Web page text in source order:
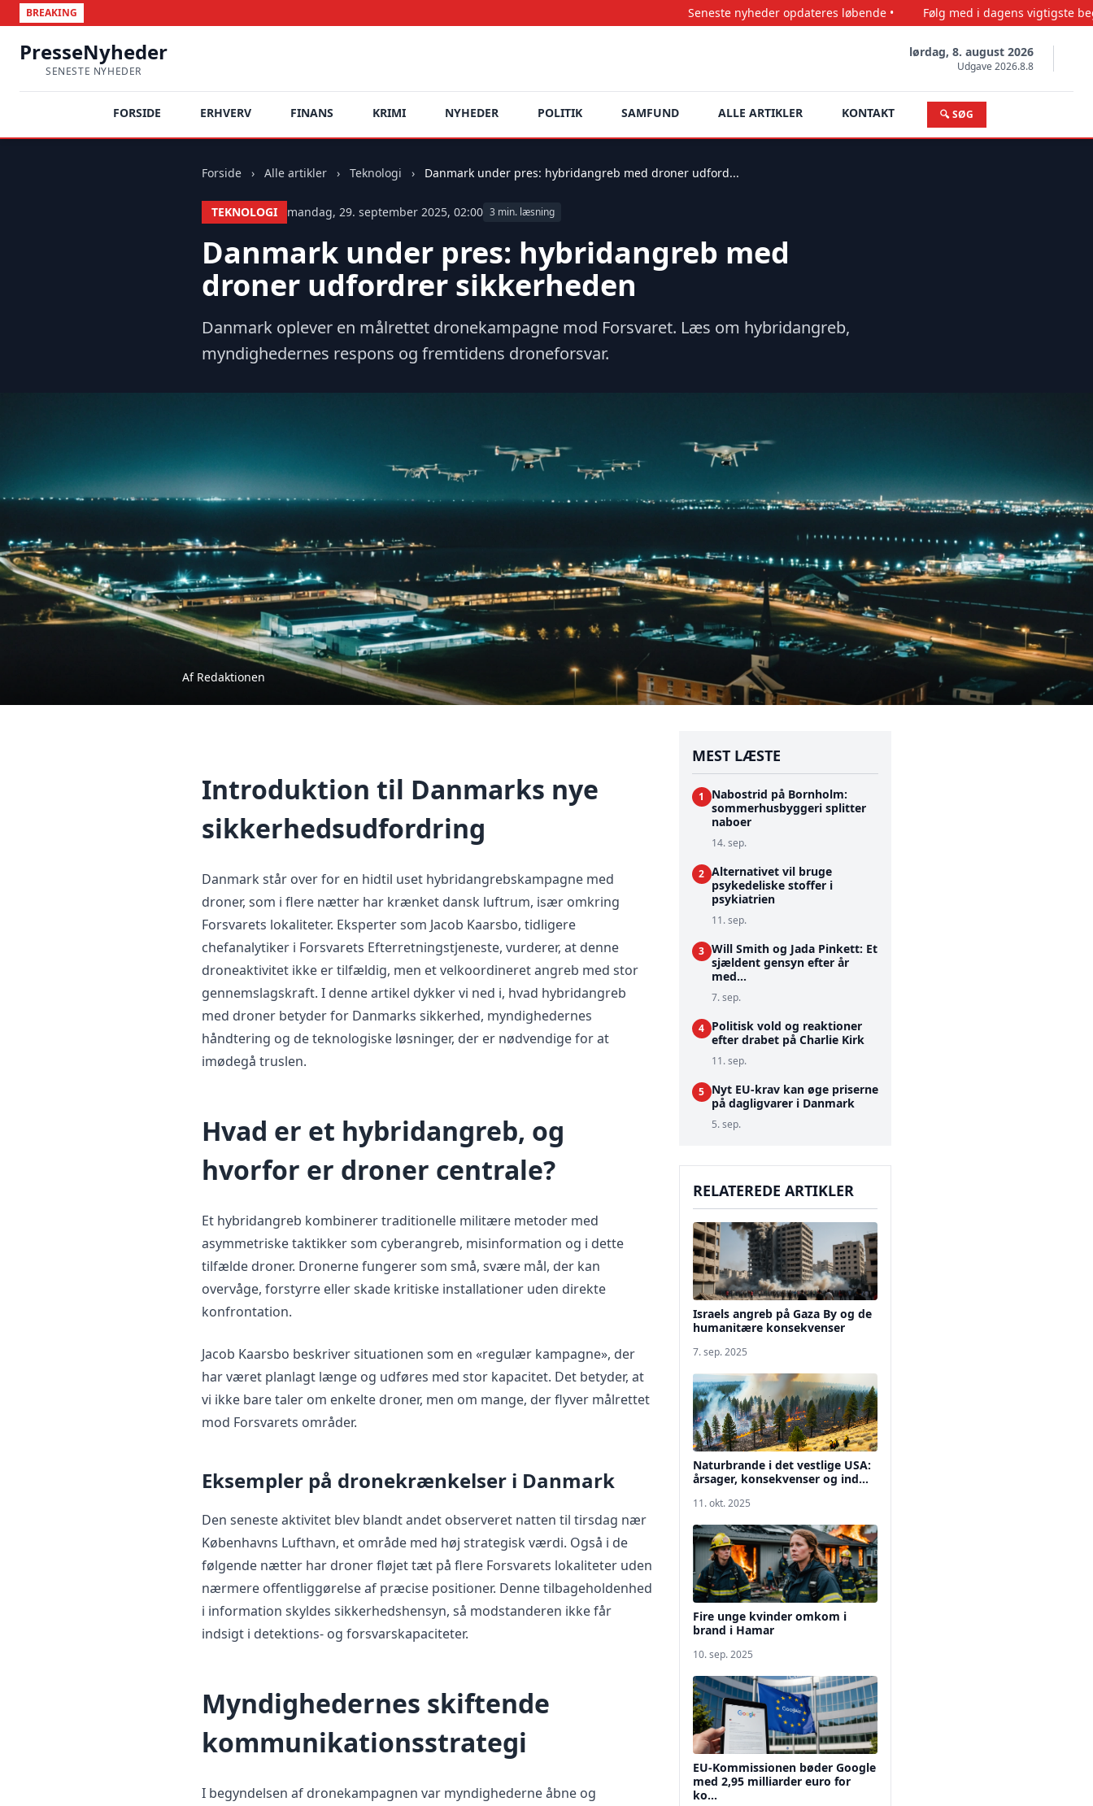
BREAKING Seneste nyheder opdateres løbende • Følg med i dagens vigtigste begivenheder •
PresseNyheder
SENESTE NYHEDER
lørdag, 8. august 2026
Udgave 2026.8.8
FORSIDE ERHVERV FINANS KRIMI NYHEDER POLITIK SAMFUND ALLE ARTIKLER KONTAKT 🔍 SØG
Forside › Alle artikler › Teknologi › Danmark under pres: hybridangreb med droner udford...
TEKNOLOGI mandag, 29. september 2025, 02:00 3 min. læsning
Danmark under pres: hybridangreb med
droner udfordrer sikkerheden
Danmark oplever en målrettet dronekampagne mod Forsvaret. Læs om hybridangreb,
myndighedernes respons og fremtidens droneforsvar.
Af Redaktionen
Introduktion til Danmarks nye
sikkerhedsudfordring
Danmark står over for en hidtil uset hybridangrebskampagne med
droner, som i flere nætter har krænket dansk luftrum, især omkring
Forsvarets lokaliteter. Eksperter som Jacob Kaarsbo, tidligere
chefanalytiker i Forsvarets Efterretningstjeneste, vurderer, at denne
droneaktivitet ikke er tilfældig, men et velkoordineret angreb med stor
gennemslagskraft. I denne artikel dykker vi ned i, hvad hybridangreb
med droner betyder for Danmarks sikkerhed, myndighedernes
håndtering og de teknologiske løsninger, der er nødvendige for at
imødegå truslen.
Hvad er et hybridangreb, og
hvorfor er droner centrale?
Et hybridangreb kombinerer traditionelle militære metoder med
asymmetriske taktikker som cyberangreb, misinformation og i dette
tilfælde droner. Dronerne fungerer som små, svære mål, der kan
overvåge, forstyrre eller skade kritiske installationer uden direkte
konfrontation.
Jacob Kaarsbo beskriver situationen som en «regulær kampagne», der
har været planlagt længe og udføres med stor kapacitet. Det betyder, at
vi ikke bare taler om enkelte droner, men om mange, der flyver målrettet
mod Forsvarets områder.
Eksempler på dronekrænkelser i Danmark
Den seneste aktivitet blev blandt andet observeret natten til tirsdag nær
Københavns Lufthavn, et område med høj strategisk værdi. Også i de
følgende nætter har droner fløjet tæt på flere Forsvarets lokaliteter uden
nærmere offentliggørelse af præcise positioner. Denne tilbageholdenhed
i information skyldes sikkerhedshensyn, så modstanderen ikke får
indsigt i detektions- og forsvarskapaciteter.
Myndighedernes skiftende
kommunikationsstrategi
I begyndelsen af dronekampagnen var myndighederne åbne og
MEST LÆSTE
1
Nabostrid på Bornholm:
sommerhusbyggeri splitter
naboer
14. sep.
2 Alternativet vil bruge
psykedeliske stoffer i
psykiatrien
11. sep.
3 Will Smith og Jada Pinkett: Et
sjældent gensyn efter år
med...
7. sep.
4 Politisk vold og reaktioner
efter drabet på Charlie Kirk
11. sep.
5 Nyt EU-krav kan øge priserne
på dagligvarer i Danmark
5. sep.
RELATEREDE ARTIKLER
Israels angreb på Gaza By og de
humanitære konsekvenser
7. sep. 2025
Naturbrande i det vestlige USA:
årsager, konsekvenser og ind...
11. okt. 2025
Fire unge kvinder omkom i
brand i Hamar
10. sep. 2025
EU-Kommissionen bøder Google
med 2,95 milliarder euro for
ko...